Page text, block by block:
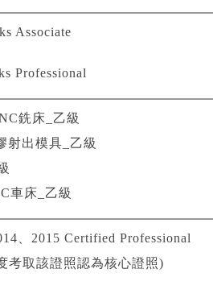
Associate
Professional
銑床
乙級
射出模具
乙級
車床 乙級
2015 Certified Professional
考取該證照認為核心證照)